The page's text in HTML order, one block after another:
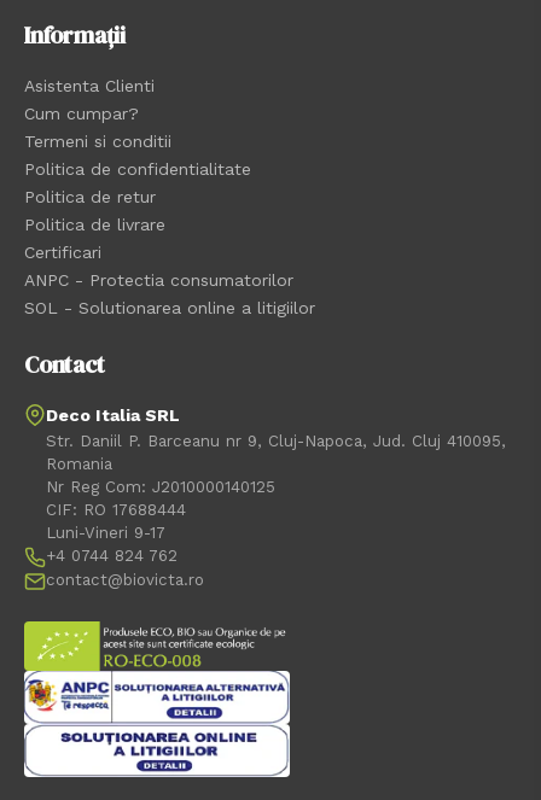
Informații
Asistenta Clienti
Cum cumpar?
Termeni si conditii
Politica de confidentialitate
Politica de retur
Politica de livrare
Certificari
ANPC - Protectia consumatorilor
SOL - Solutionarea online a litigiilor
Contact
Deco Italia SRL
Str. Daniil P. Barceanu nr 9, Cluj-Napoca, Jud. Cluj 410095,
Romania
Nr Reg Com: J2010000140125
CIF: RO 17688444
Luni-Vineri 9-17
+4 0744 824 762
contact@biovicta.ro